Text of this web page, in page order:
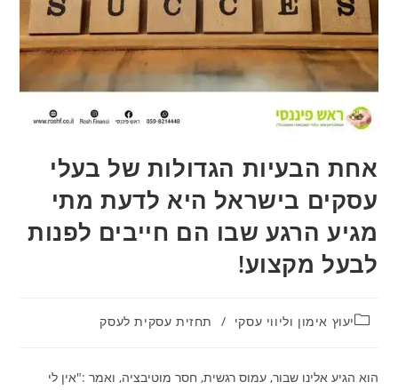
אחת הבעיות הגדולות של בעלי
עסקים בישראל היא לדעת מתי
מגיע הרגע שבו הם חייבים לפנות
לבעל מקצוע!
יעוץ אימון וליווי עסקי / תחזית עסקית לעסק
הוא הגיע אלינו שבור, עמוס רגשית, חסר מוטיבציה, ואמר :"אין לי